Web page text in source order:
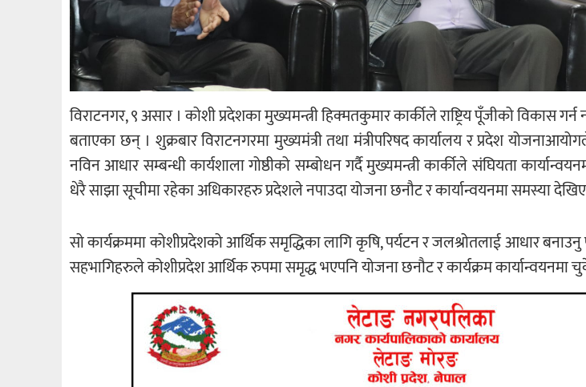
विराटनगर, ९ असार । कोशी प्रदेशका मुख्यमन्त्री हिक्मतकुमार कार्कीले राष्ट्रिय पूँजीको विकास
बताएका छन् । शुक्रबार विराटनगरमा मुख्यमंत्री तथा मंत्रीपरिषद कार्यालय र प्रदेश
नविन आधार सम्बन्धी कार्यशाला गोष्ठीको सम्बोधन गर्दै मुख्यमन्त्री कार्कीले संघियता
धेरै साझा सूचीमा रहेका अधिकारहरु प्रदेशले नपाउदा योजना छनौट र कार्यान्वयनमा समस्या
सो कार्यक्रममा कोशीप्रदेशको आर्थिक समृद्धिका लागि कृषि, पर्यटन र जलश्रोतलाई आधार
सहभागिहरुले कोशीप्रदेश आर्थिक रुपमा समृद्ध भएपनि योजना छनौट र कार्यक्रम कार्यान्वयनमा